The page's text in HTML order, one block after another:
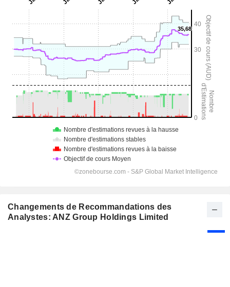
Changements de Recommandations des
Analystes: ANZ Group Holdings Limited